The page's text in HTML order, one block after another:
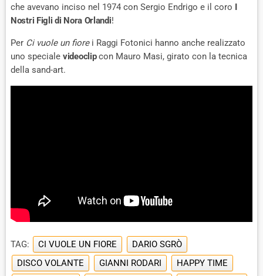
che avevano inciso nel 1974 con Sergio Endrigo e il coro I
Nostri Figli di Nora Orlandi!
Per Ci vuole un fiorei Raggi Fotonici hanno anche realizzato
uno speciale videoclipcon Mauro Masi, girato con la tecnica
della sand-art.
TAG: CI VUOLE UN FIORE
DARIO SGRÒ
DISCO VOLANTE
GIANNI RODARI
HAPPY TIME